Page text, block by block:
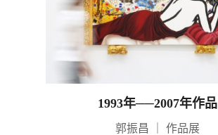
1993年──2007年作品
郭振昌
作品展